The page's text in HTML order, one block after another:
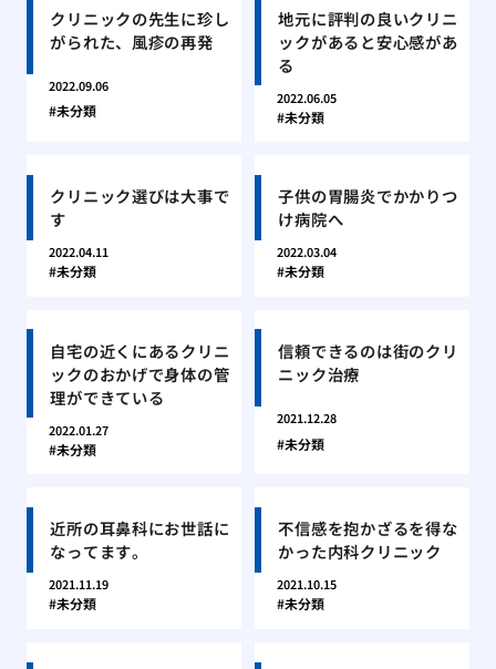
クリニックの先生に珍し
がられた、風疹の再発
2022.09.06
未分類
地元に評判の良いクリニ
ックがあると安心感があ
る
2022.06.05
未分類
クリニック選びは大事で
す
2022.04.11
未分類
子供の胃腸炎でかかりつ
け病院へ
2022.03.04
未分類
自宅の近くにあるクリニ
ックのおかげで身体の管
理ができている
2022.01.27
未分類
信頼できるのは街のクリ
ニック治療
2021.12.28
未分類
近所の耳鼻科にお世話に
なってます。
2021.11.19
未分類
不信感を抱かざるを得な
かった内科クリニック
2021.10.15
未分類